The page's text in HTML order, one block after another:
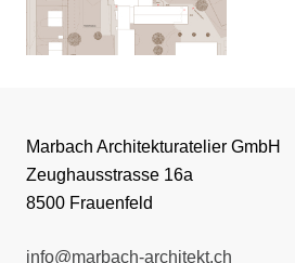
Marbach Architekturatelier GmbH
Zeughausstrasse 16a
8500 Frauenfeld
info@marbach-architekt.ch